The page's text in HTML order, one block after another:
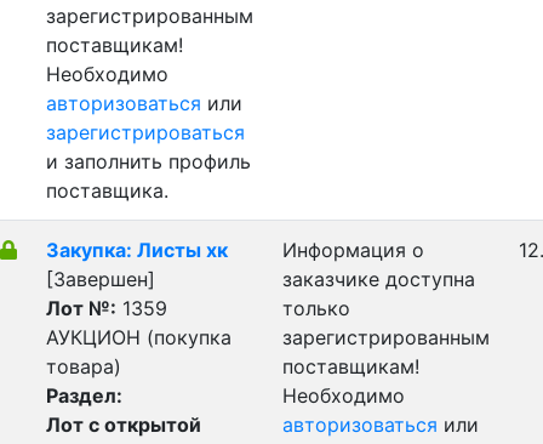
зарегистрированным
поставщикам!
Необходимо
авторизоваться или
зарегистрироваться
и заполнить профиль
поставщика.
Закупка: Листы хк
[Завершен]
Лот №: 1359
АУКЦИОН (покупка
товара)
Раздел:
Лот с открытой
Информация о
заказчике доступна
только
зарегистрированным
поставщикам!
Необходимо
авторизоваться или